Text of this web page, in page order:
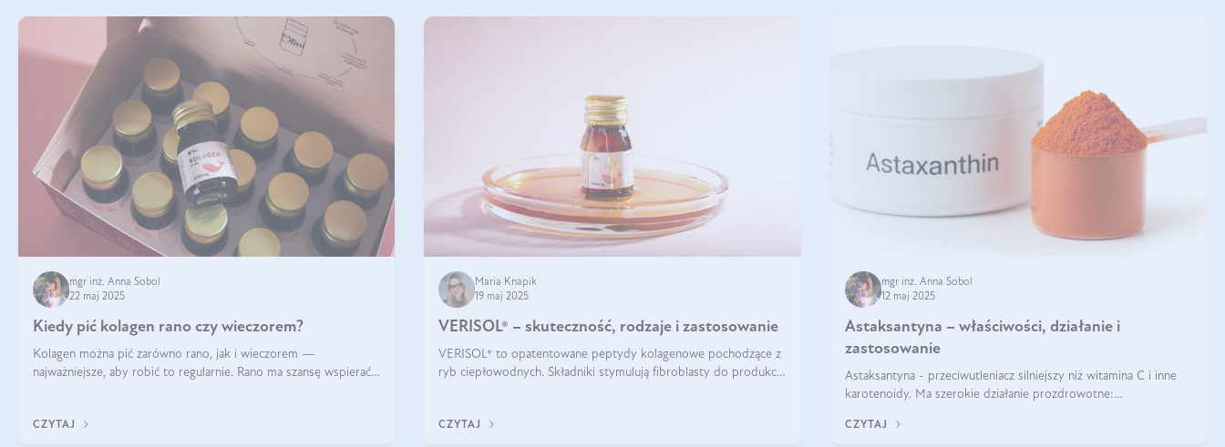
mgr inż. Anna Sobol
22 maj 2025
Kiedy pić kolagen rano czy wieczorem?
Kolagen można pić zarówno rano, jak i wieczorem —
najważniejsze, aby robić to regularnie. Rano ma szansę wspierać
CZYTAJ
Maria Knapik
19 maj 2025
VERISOL® – skuteczność, rodzaje i zastosowanie
VERISOL® to opatentowane peptydy kolagenowe pochodzące z
ryb ciepłowodnych. Składniki stymulują fibroblasty do produkcji
komórek skóry.
CZYTAJ
mgr inż. Anna Sobol
12 maj 2025
Astaksantyna – właściwości, działanie i
zastosowanie
Astaksantyna - przeciwutleniacz silniejszy niż witamina C i inne
karotenoidy. Ma szerokie działanie prozdrowotne:
CZYTAJ